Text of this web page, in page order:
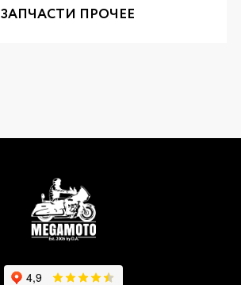
ЗАПЧАСТИ ПРОЧЕЕ